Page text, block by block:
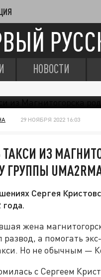
НОВОСТИ
29 НОЯБРЯ 2022 16:03
ИЗ
ГРУППЫ
Сергея
года.
жена
а помогать
Но не обычным —
с Сергеем